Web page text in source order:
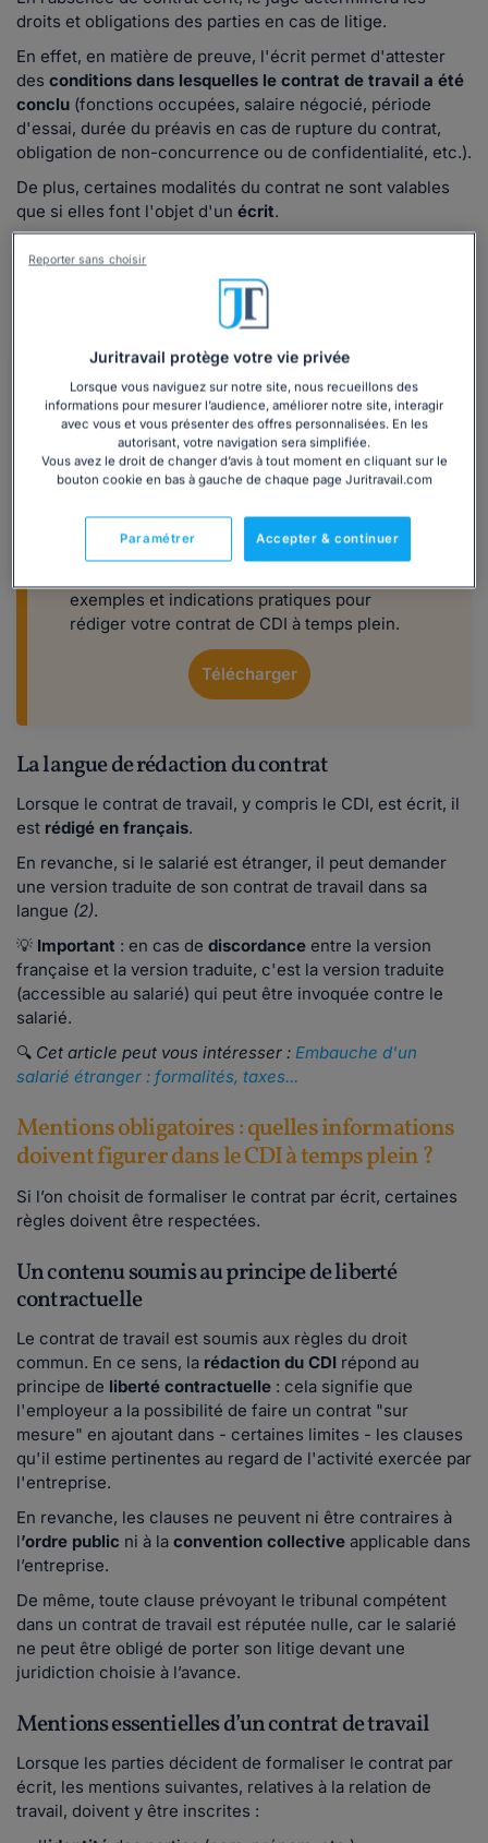
droits et obligations des parties en cas de litige.
En effet, en matière de preuve, l'écrit permet d'attester
des conditions dans lesquelles le contrat de travail a été
conclu (fonctions occupées, salaire négocié, période
d'essai, durée du préavis en cas de rupture du contrat,
obligation de non-concurrence ou de confidentialité, etc.).
De plus, certaines modalités du contrat ne sont valables
que si elles font l'objet d'un écrit.
n'est pas inscrite dans une clause spécifique du contrat
de travail. La clause doit faire mention de la durée de la
période d'essai qui doit respecter les dispositions légales.
CDI à temps plein : notre modèle prêt à
l'emploi
Ce modèle, élaboré par nos juristes, vous
exemples et indications pratiques pour
rédiger votre contrat de CDI à temps plein.
Télécharger
La langue de rédaction du contrat
Lorsque le contrat de travail, y compris le CDI, est écrit, il
est rédigé en français.
En revanche, si le salarié est étranger, il peut demander
une version traduite de son contrat de travail dans sa
langue (2).
💡 Important : en cas de discordance entre la version
française et la version traduite, c'est la version traduite
(accessible au salarié) qui peut être invoquée contre le
salarié.
🔍 Cet article peut vous intéresser : Embauche d'un
salarié étranger : formalités, taxes...
Mentions obligatoires : quelles informations
doivent figurer dans le CDI à temps plein ?
Si l’on choisit de formaliser le contrat par écrit, certaines
règles doivent être respectées.
Un contenu soumis au principe de liberté
contractuelle
Le contrat de travail est soumis aux règles du droit
commun. En ce sens, la rédaction du CDI répond au
principe de liberté contractuelle : cela signifie que
l'employeur a la possibilité de faire un contrat "sur
mesure" en ajoutant dans - certaines limites - les clauses
qu'il estime pertinentes au regard de l'activité exercée par
l'entreprise.
En revanche, les clauses ne peuvent ni être contraires à
l’ordre public ni à la convention collective applicable dans
l’entreprise.
De même, toute clause prévoyant le tribunal compétent
dans un contrat de travail est réputée nulle, car le salarié
ne peut être obligé de porter son litige devant une
juridiction choisie à l’avance.
Mentions essentielles d’un contrat de travail
Lorsque les parties décident de formaliser le contrat par
écrit, les mentions suivantes, relatives à la relation de
travail, doivent y être inscrites :
Juritravail protège votre vie privée
Lorsque vous naviguez sur notre site, nous recueillons des
informations pour mesurer l’audience, améliorer notre site, interagir
avec vous et vous présenter des offres personnalisées. En les
autorisant, votre navigation sera simplifiée.
Vous avez le droit de changer d’avis à tout moment en cliquant sur le
bouton cookie en bas à gauche de chaque page Juritravail.com
Accepter & continuer
Paramétrer
Reporter sans choisir